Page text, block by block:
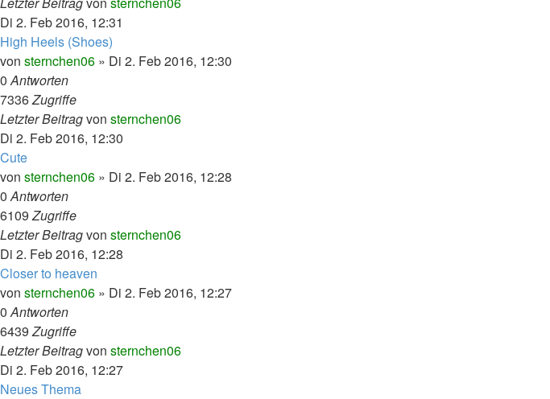
Di 2. Feb 2016, 12:31
High Heels (Shoes)
von sternchen06 » Di 2. Feb 2016, 12:30
0Antworten
7336Zugriffe
Letzter Beitragvon sternchen06
Di 2. Feb 2016, 12:30
Cute
von sternchen06 » Di 2. Feb 2016, 12:28
0Antworten
6109Zugriffe
Letzter Beitragvon sternchen06
Di 2. Feb 2016, 12:28
Closer to heaven
von sternchen06 » Di 2. Feb 2016, 12:27
0Antworten
6439Zugriffe
Letzter Beitragvon sternchen06
Di 2. Feb 2016, 12:27
Neues Thema